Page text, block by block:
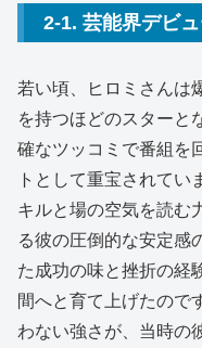
2-1. 芸能界デビ
若い頃、ヒロミさんは
を持つほどのスターと
確なツッコミで番組を
トとして重宝されてい
キルと場の空気を読む
る彼の圧倒的な安定感
た成功の味と挫折の経
間へと育て上げたので
わない強さが、当時の